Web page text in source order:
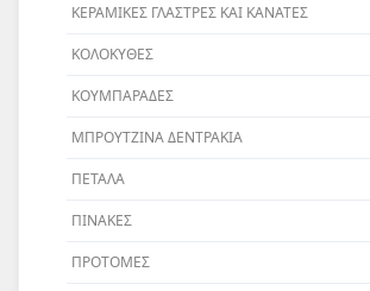
ΚΕΡΑΜΙΚΕΣ ΓΛΑΣΤΡΕΣ ΚΑΙ ΚΑΝΑΤΕΣ
ΚΟΛΟΚΥΘΕΣ
ΚΟΥΜΠΑΡΑΔΕΣ
ΜΠΡΟΥΤΖΙΝΑ ΔΕΝΤΡΑΚΙΑ
ΠΕΤΑΛΑ
ΠΙΝΑΚΕΣ
ΠΡΟΤΟΜΕΣ